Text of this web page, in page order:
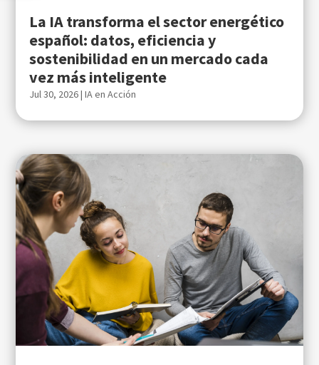
La IA transforma el sector energético
español: datos, eficiencia y
sostenibilidad en un mercado cada
vez más inteligente
Jul 30, 2026|IA en Acción